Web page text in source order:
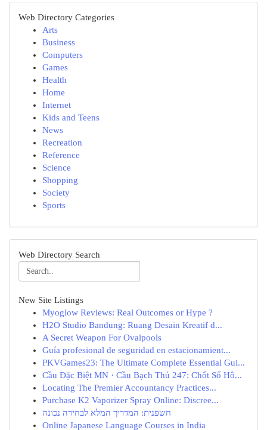
Web Directory Categories
Arts
Business
Computers
Games
Health
Home
Internet
Kids and Teens
News
Recreation
Reference
Science
Shopping
Society
Sports
Web Directory Search
New Site Listings
Myoglow Reviews: Real Outcomes or Hype ?
H2O Studio Bandung: Ruang Desain Kreatif d...
A Secret Weapon For Ovalpools
Guía profesional de seguridad en estacionamient...
PKVGames23: The Ultimate Complete Essential Gui...
Cầu Đặc Biệt MN · Cầu Bạch Thủ 247: Chốt Số Hô...
Locating The Premier Accountancy Practices...
Purchase K2 Vaporizer Spray Online: Discree...
חשפנית: המדריך המלא לבחירה נכונה
Online Japanese Language Courses in India